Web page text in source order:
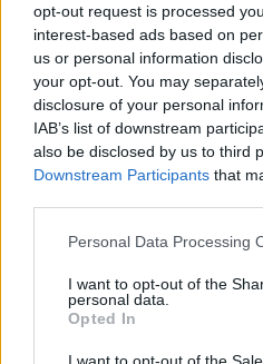
opt-out request is processed
interest-based ads based on
us or personal information
your opt-out. You may
disclosure of your personal
IAB’s list of downstream
also be disclosed by us to third
Downstream Participants that
Please note that this website/
not limited to your visit or usage
grant or deny consent to
use your data for below
consent section.
Personal Data Processing
I want to opt-out of the
personal data.
Opted In
I want to opt-out of the
EXTRA: A
A GYŐRI FILHARMONIKUS
A „Zenélő piac” című különleges
rendhagyó helyszínen
zenével.